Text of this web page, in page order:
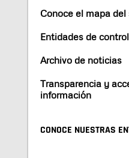
Conoce el mapa
Entidades de control
Archivo de noticias
Transparencia y
información
CONOCE NUESTRAS